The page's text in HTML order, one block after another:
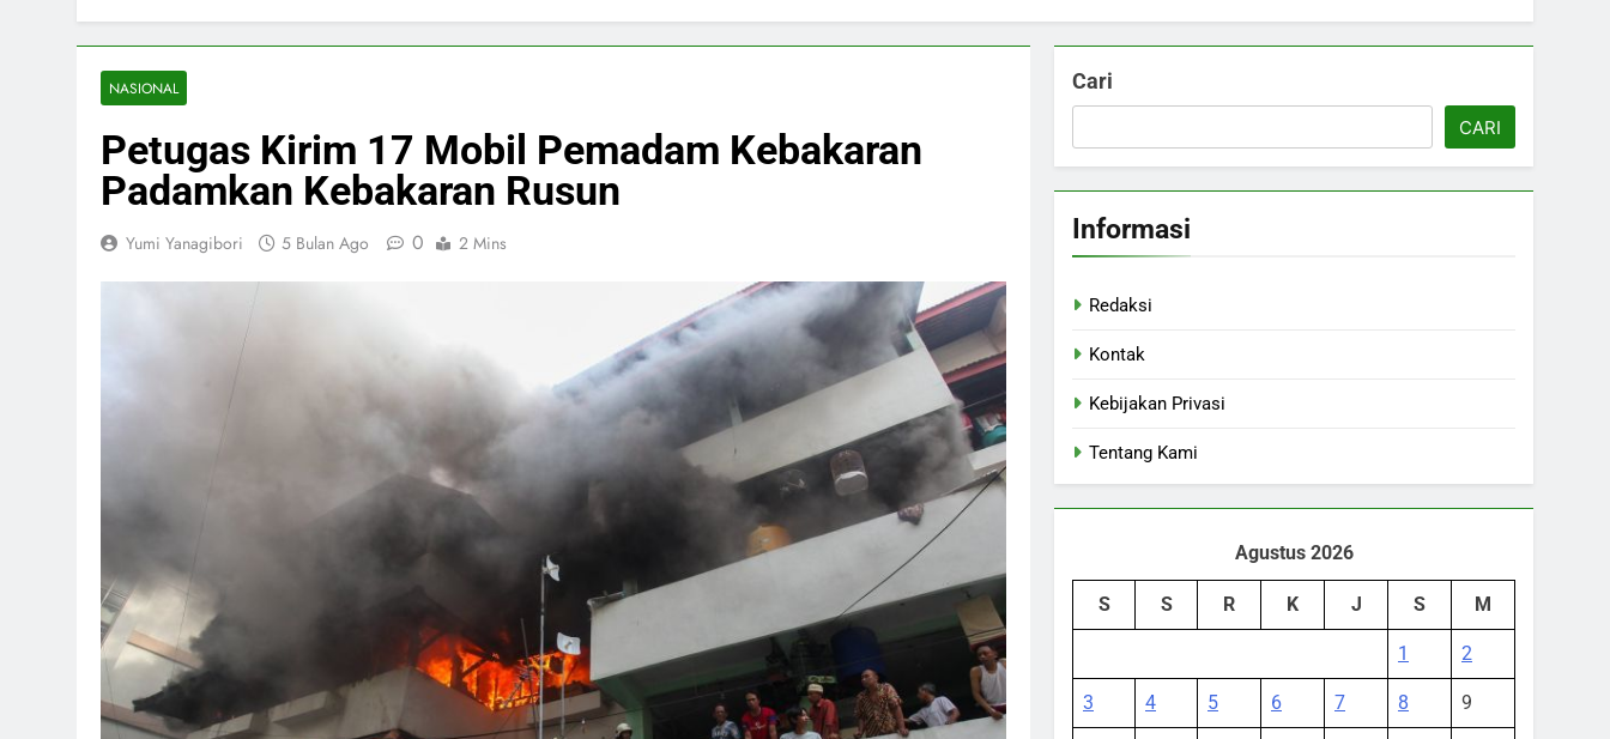
NASIONAL
Petugas Kirim 17 Mobil Pemadam Kebakaran
Padamkan Kebakaran Rusun
Yumi Yanagibori 5 Bulan Ago 0 2 Mins
Cari
CARI
Informasi
Redaksi
Kontak
Kebijakan Privasi
Tentang Kami
Agustus 2026
S S R K J S M
1 2
3 4 5 6 7 8 9